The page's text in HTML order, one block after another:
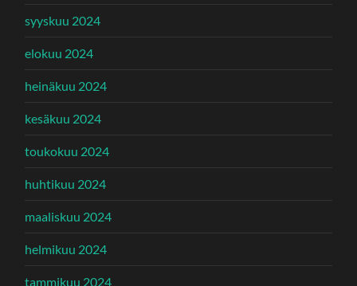
syyskuu 2024
elokuu 2024
heinäkuu 2024
kesäkuu 2024
toukokuu 2024
huhtikuu 2024
maaliskuu 2024
helmikuu 2024
tammikuu 2024